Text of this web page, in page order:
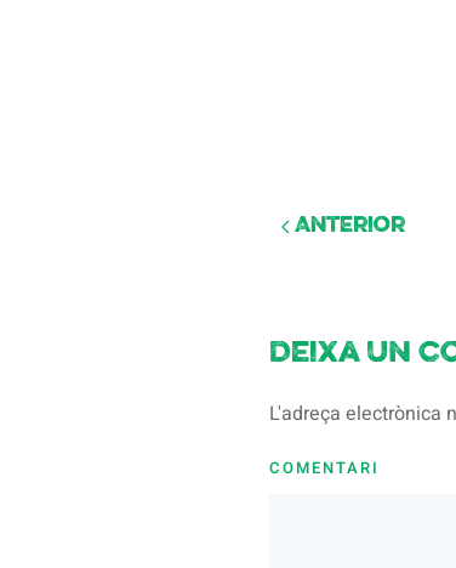
Anterior
Deixa un
L'adreça electrònica
COMENTARI